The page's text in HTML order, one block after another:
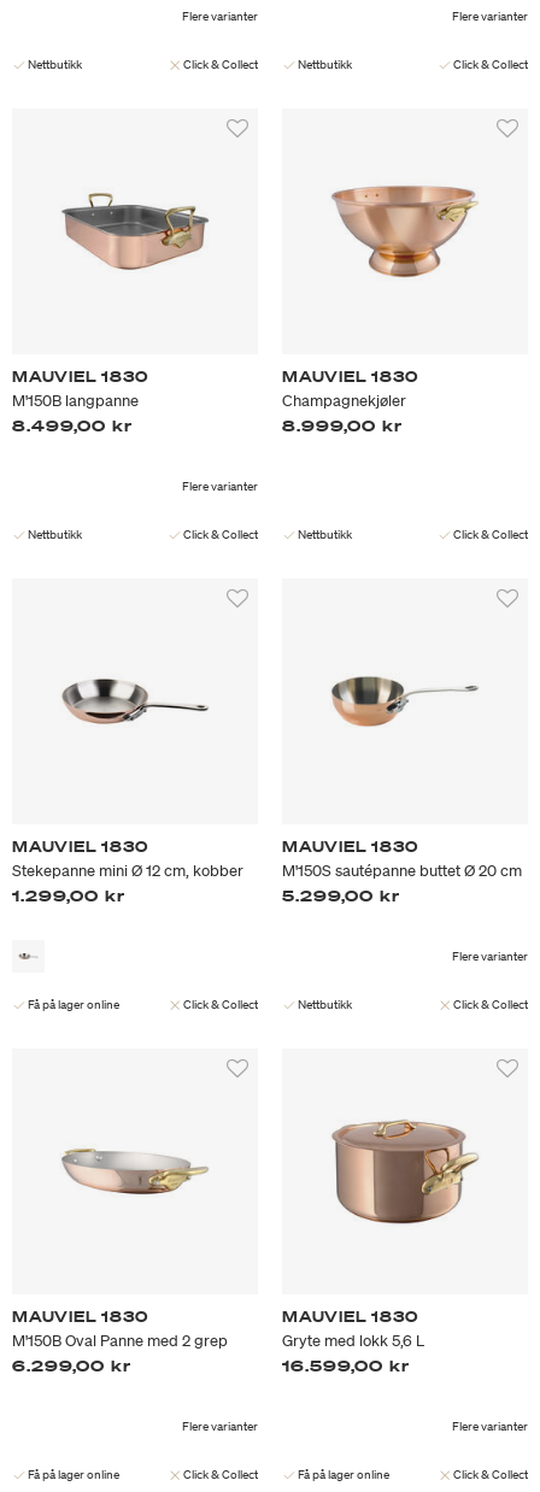
Flere varianter
Nettbutikk Click & Collect
Flere varianter
Nettbutikk Click & Collect
MAUVIEL 1830
M'150B langpanne
8.499,00 kr
Flere varianter
Nettbutikk Click & Collect
MAUVIEL 1830
Champagnekjøler
8.999,00 kr
Nettbutikk Click & Collect
MAUVIEL 1830
Stekepanne mini Ø 12 cm, kobber
1.299,00 kr
Få på lager online Click & Collect
MAUVIEL 1830
M'150S sautépanne buttet Ø 20 cm
5.299,00 kr
Flere varianter
Nettbutikk Click & Collect
MAUVIEL 1830
M'150B Oval Panne med 2 grep
6.299,00 kr
Flere varianter
Få på lager online Click & Collect
MAUVIEL 1830
Gryte med lokk 5,6 L
16.599,00 kr
Flere varianter
Få på lager online Click & Collect